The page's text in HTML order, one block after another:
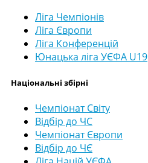
Ліга Чемпіонів
Ліга Європи
Ліга Конференцій
Юнацька ліга УЄФА U19
Національні збірні
Чемпіонат Світу
Відбір до ЧС
Чемпіонат Європи
Відбір до ЧЄ